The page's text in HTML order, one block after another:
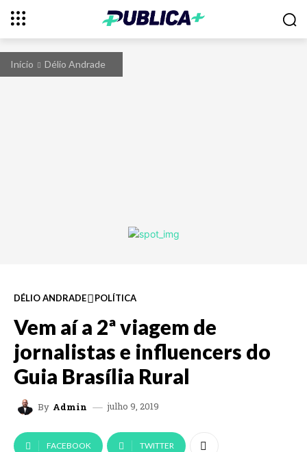
Início Délio Andrade
DÉLIO ANDRADE POLÍTICA
Vem aí a 2ª viagem de
jornalistas e influencers do
Guia Brasília Rural
By Admin julho 9, 2019
FACEBOOK TWITTER